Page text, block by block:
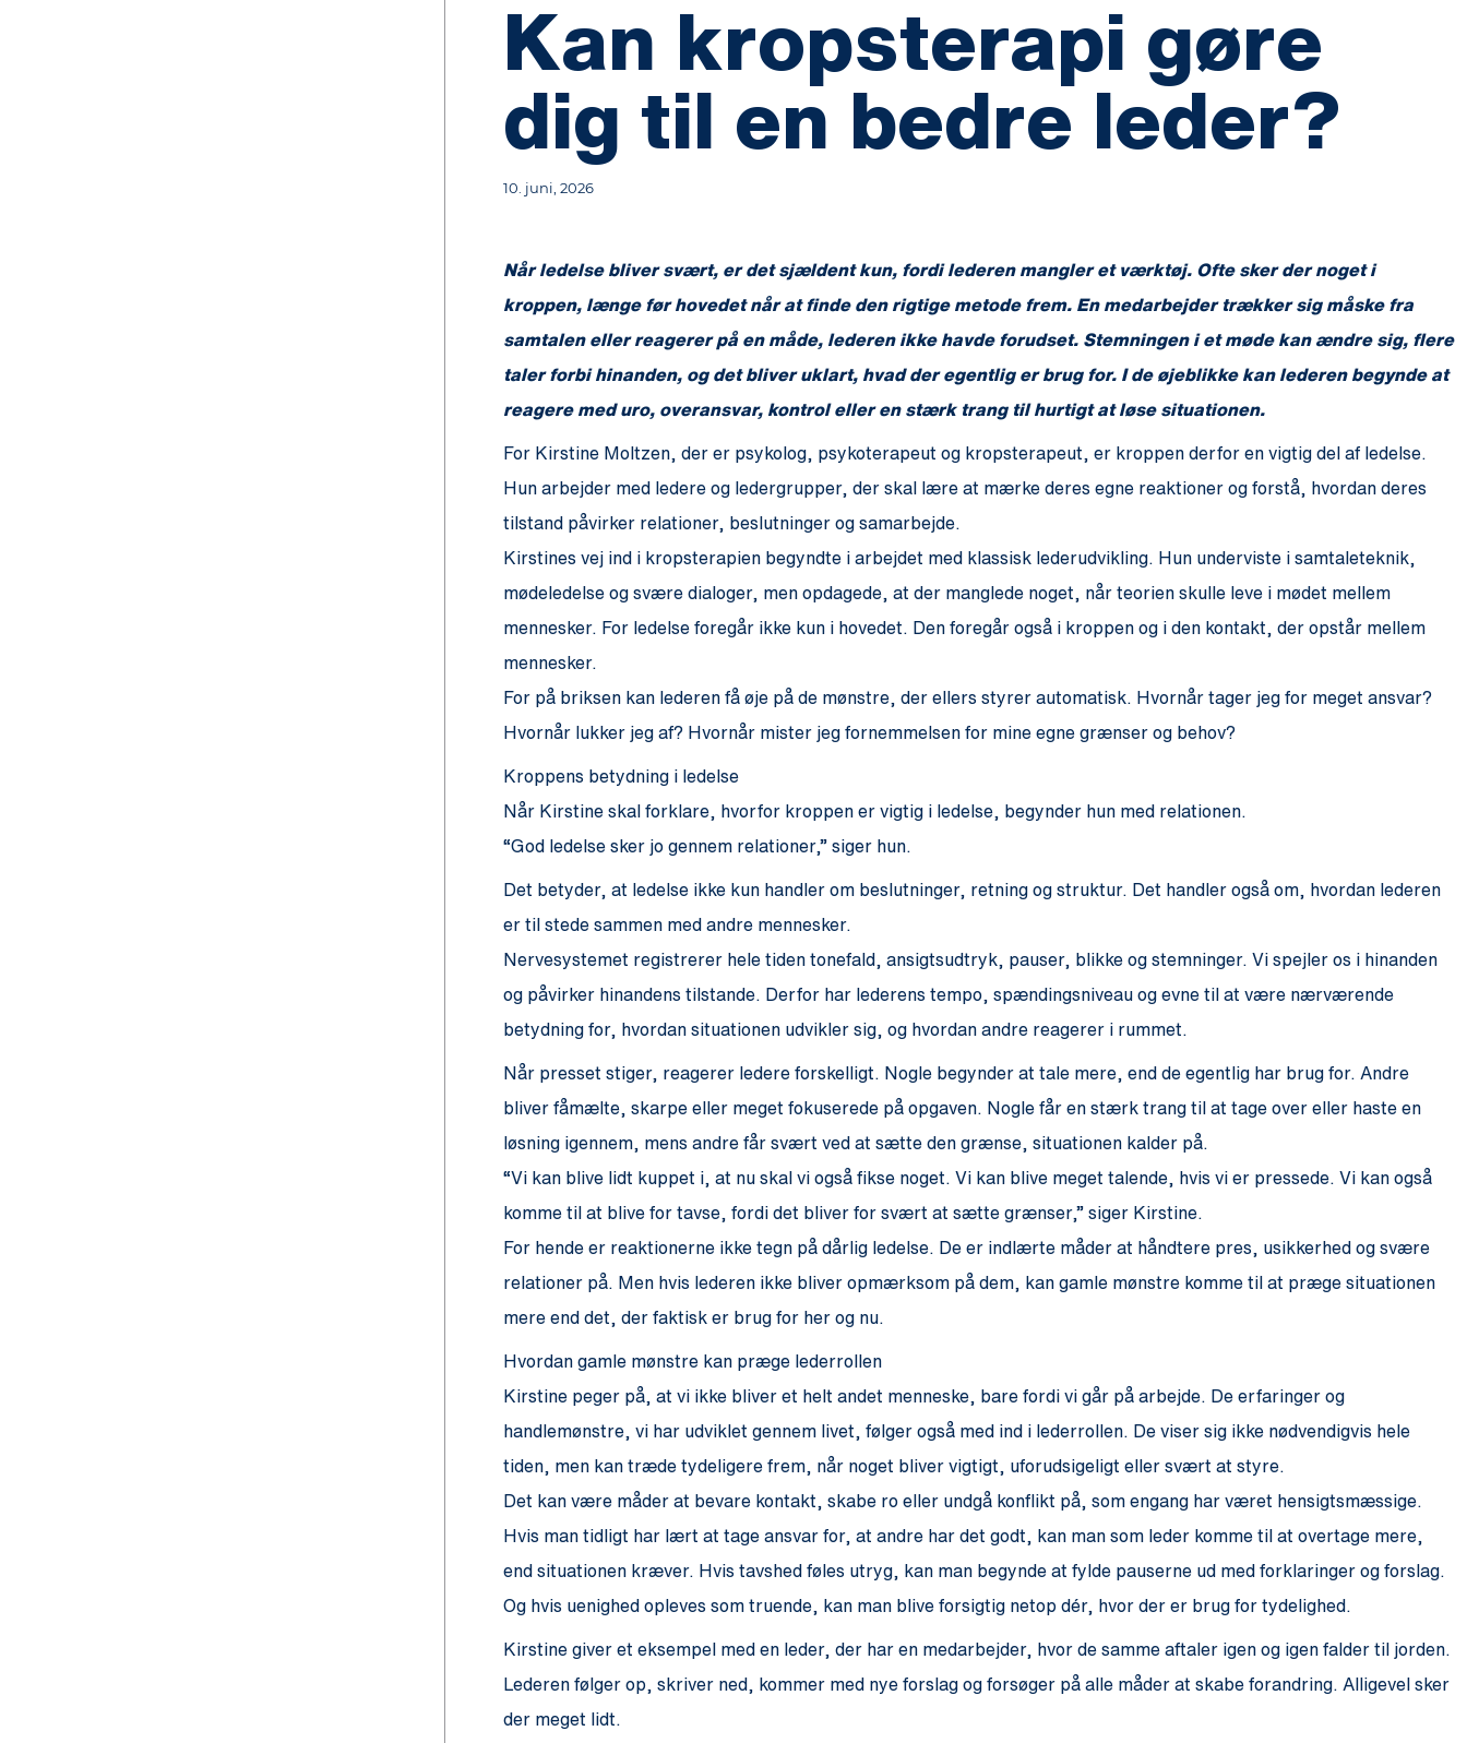
Kan kropsterapi gøre
dig til en bedre leder?
10. juni, 2026
Når ledelse bliver svært, er det sjældent kun, fordi lederen mangler et værktøj. Ofte sker der noget i
kroppen, længe før hovedet når at finde den rigtige metode frem. En medarbejder trækker sig måske fra
samtalen eller reagerer på en måde, lederen ikke havde forudset. Stemningen i et møde kan ændre sig, flere
taler forbi hinanden, og det bliver uklart, hvad der egentlig er brug for. I de øjeblikke kan lederen begynde at
reagere med uro, overansvar, kontrol eller en stærk trang til hurtigt at løse situationen.
For Kirstine Moltzen, der er psykolog, psykoterapeut og kropsterapeut, er kroppen derfor en vigtig del af ledelse.
Hun arbejder med ledere og ledergrupper, der skal lære at mærke deres egne reaktioner og forstå, hvordan deres
tilstand påvirker relationer, beslutninger og samarbejde.
Kirstines vej ind i kropsterapien begyndte i arbejdet med klassisk lederudvikling. Hun underviste i samtaleteknik,
mødeledelse og svære dialoger, men opdagede, at der manglede noget, når teorien skulle leve i mødet mellem
mennesker. For ledelse foregår ikke kun i hovedet. Den foregår også i kroppen og i den kontakt, der opstår mellem
mennesker.
For på briksen kan lederen få øje på de mønstre, der ellers styrer automatisk. Hvornår tager jeg for meget ansvar?
Hvornår lukker jeg af? Hvornår mister jeg fornemmelsen for mine egne grænser og behov?
Kroppens betydning i ledelse
Når Kirstine skal forklare, hvorfor kroppen er vigtig i ledelse, begynder hun med relationen.
“God ledelse sker jo gennem relationer,” siger hun.
Det betyder, at ledelse ikke kun handler om beslutninger, retning og struktur. Det handler også om, hvordan lederen
er til stede sammen med andre mennesker.
Nervesystemet registrerer hele tiden tonefald, ansigtsudtryk, pauser, blikke og stemninger. Vi spejler os i hinanden
og påvirker hinandens tilstande. Derfor har lederens tempo, spændingsniveau og evne til at være nærværende
betydning for, hvordan situationen udvikler sig, og hvordan andre reagerer i rummet.
Når presset stiger, reagerer ledere forskelligt. Nogle begynder at tale mere, end de egentlig har brug for. Andre
bliver fåmælte, skarpe eller meget fokuserede på opgaven. Nogle får en stærk trang til at tage over eller haste en
løsning igennem, mens andre får svært ved at sætte den grænse, situationen kalder på.
“Vi kan blive lidt kuppet i, at nu skal vi også fikse noget. Vi kan blive meget talende, hvis vi er pressede. Vi kan også
komme til at blive for tavse, fordi det bliver for svært at sætte grænser,” siger Kirstine.
For hende er reaktionerne ikke tegn på dårlig ledelse. De er indlærte måder at håndtere pres, usikkerhed og svære
relationer på. Men hvis lederen ikke bliver opmærksom på dem, kan gamle mønstre komme til at præge situationen
mere end det, der faktisk er brug for her og nu.
Hvordan gamle mønstre kan præge lederrollen
Kirstine peger på, at vi ikke bliver et helt andet menneske, bare fordi vi går på arbejde. De erfaringer og
handlemønstre, vi har udviklet gennem livet, følger også med ind i lederrollen. De viser sig ikke nødvendigvis hele
tiden, men kan træde tydeligere frem, når noget bliver vigtigt, uforudsigeligt eller svært at styre.
Det kan være måder at bevare kontakt, skabe ro eller undgå konflikt på, som engang har været hensigtsmæssige.
Hvis man tidligt har lært at tage ansvar for, at andre har det godt, kan man som leder komme til at overtage mere,
end situationen kræver. Hvis tavshed føles utryg, kan man begynde at fylde pauserne ud med forklaringer og forslag.
Og hvis uenighed opleves som truende, kan man blive forsigtig netop dér, hvor der er brug for tydelighed.
Kirstine giver et eksempel med en leder, der har en medarbejder, hvor de samme aftaler igen og igen falder til jorden.
Lederen følger op, skriver ned, kommer med nye forslag og forsøger på alle måder at skabe forandring. Alligevel sker
der meget lidt.